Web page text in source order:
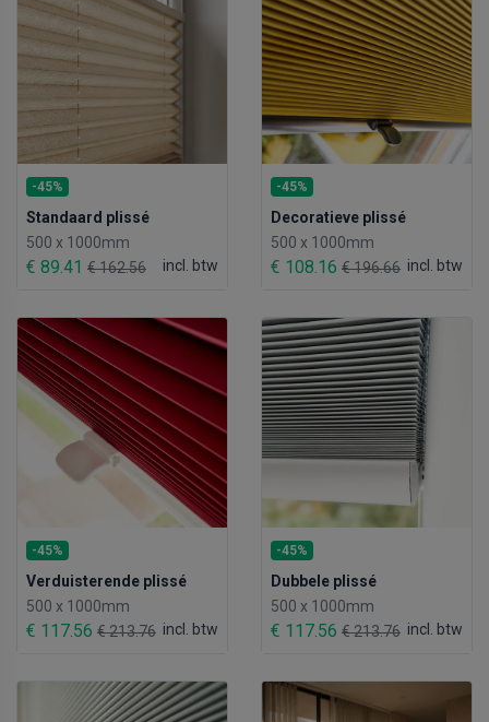
-45%
Standaard plissé
500 x 1000mm
€ 89.41 € 162.56 incl. btw
-45%
Decoratieve plissé
500 x 1000mm
€ 108.16 € 196.66 incl. btw
-45%
Verduisterende plissé
500 x 1000mm
€ 117.56 € 213.76 incl. btw
-45%
Dubbele plissé
500 x 1000mm
€ 117.56 € 213.76 incl. btw